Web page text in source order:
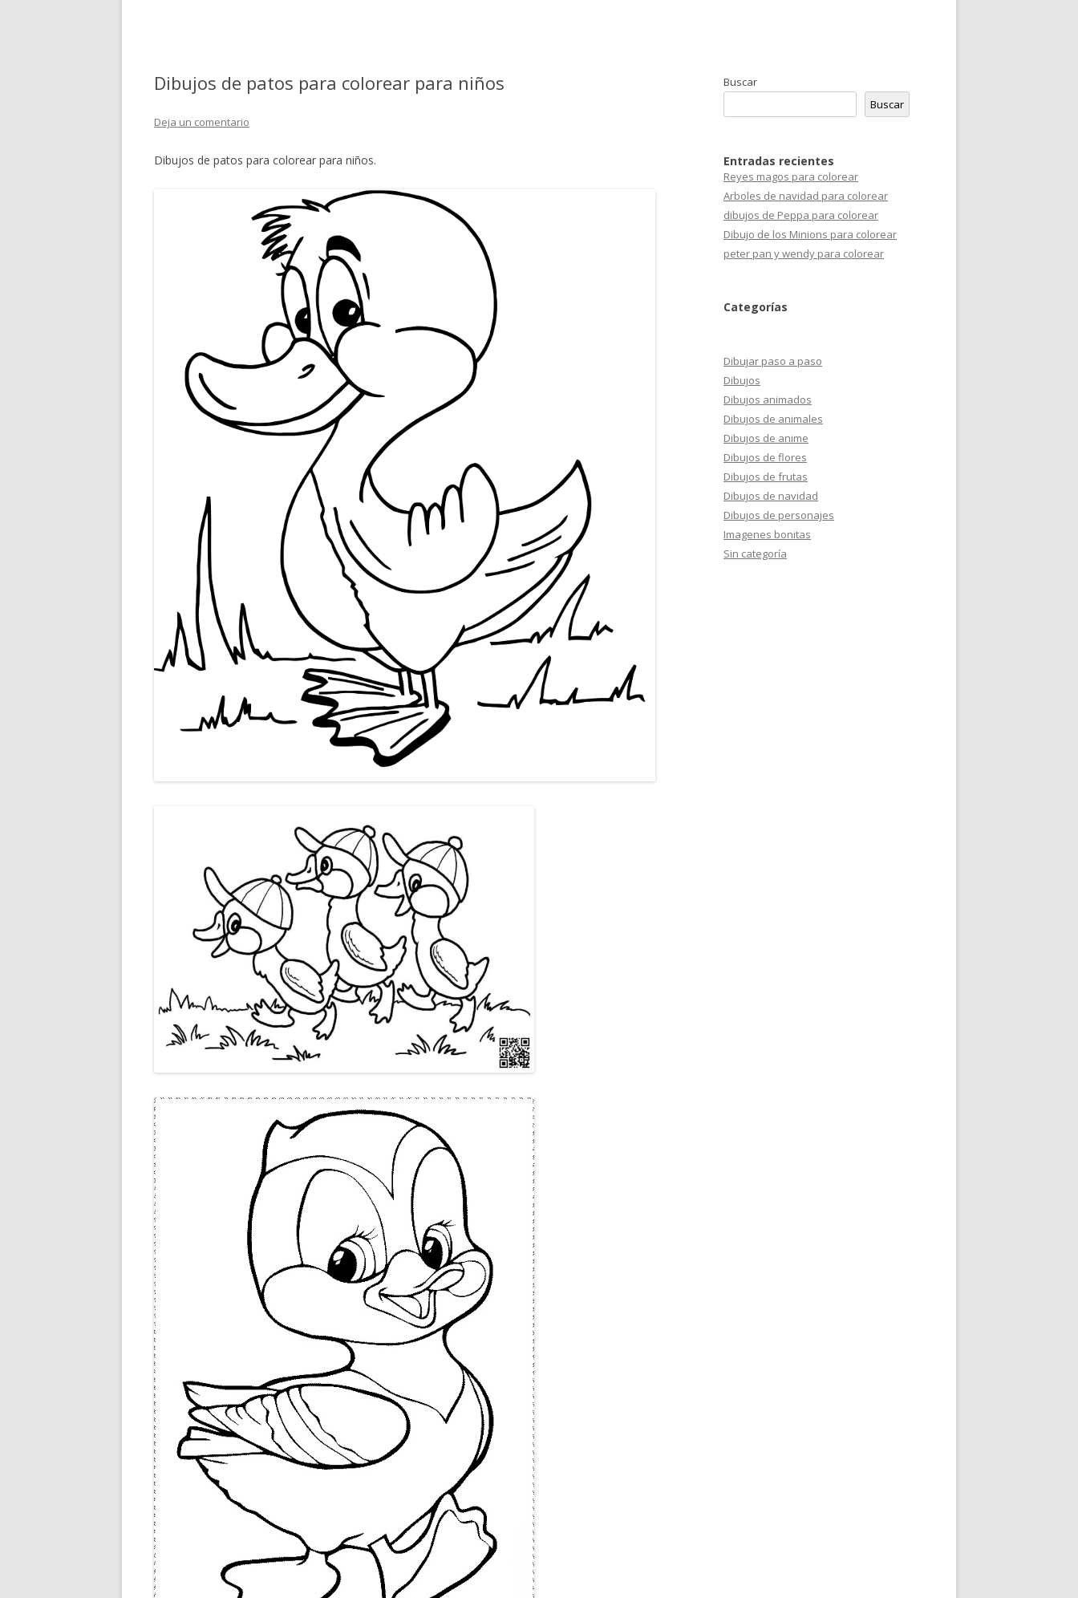
Dibujos de patos para colorear para niños
Deja un comentario
Dibujos de patos para colorear para niños.
Buscar
Buscar
Entradas recientes
Reyes magos para colorear
Arboles de navidad para colorear
dibujos de Peppa para colorear
Dibujo de los Minions para colorear
peter pan y wendy para colorear
Categorías
Dibujar paso a paso
Dibujos
Dibujos animados
Dibujos de animales
Dibujos de anime
Dibujos de flores
Dibujos de frutas
Dibujos de navidad
Dibujos de personajes
Imagenes bonitas
Sin categoría